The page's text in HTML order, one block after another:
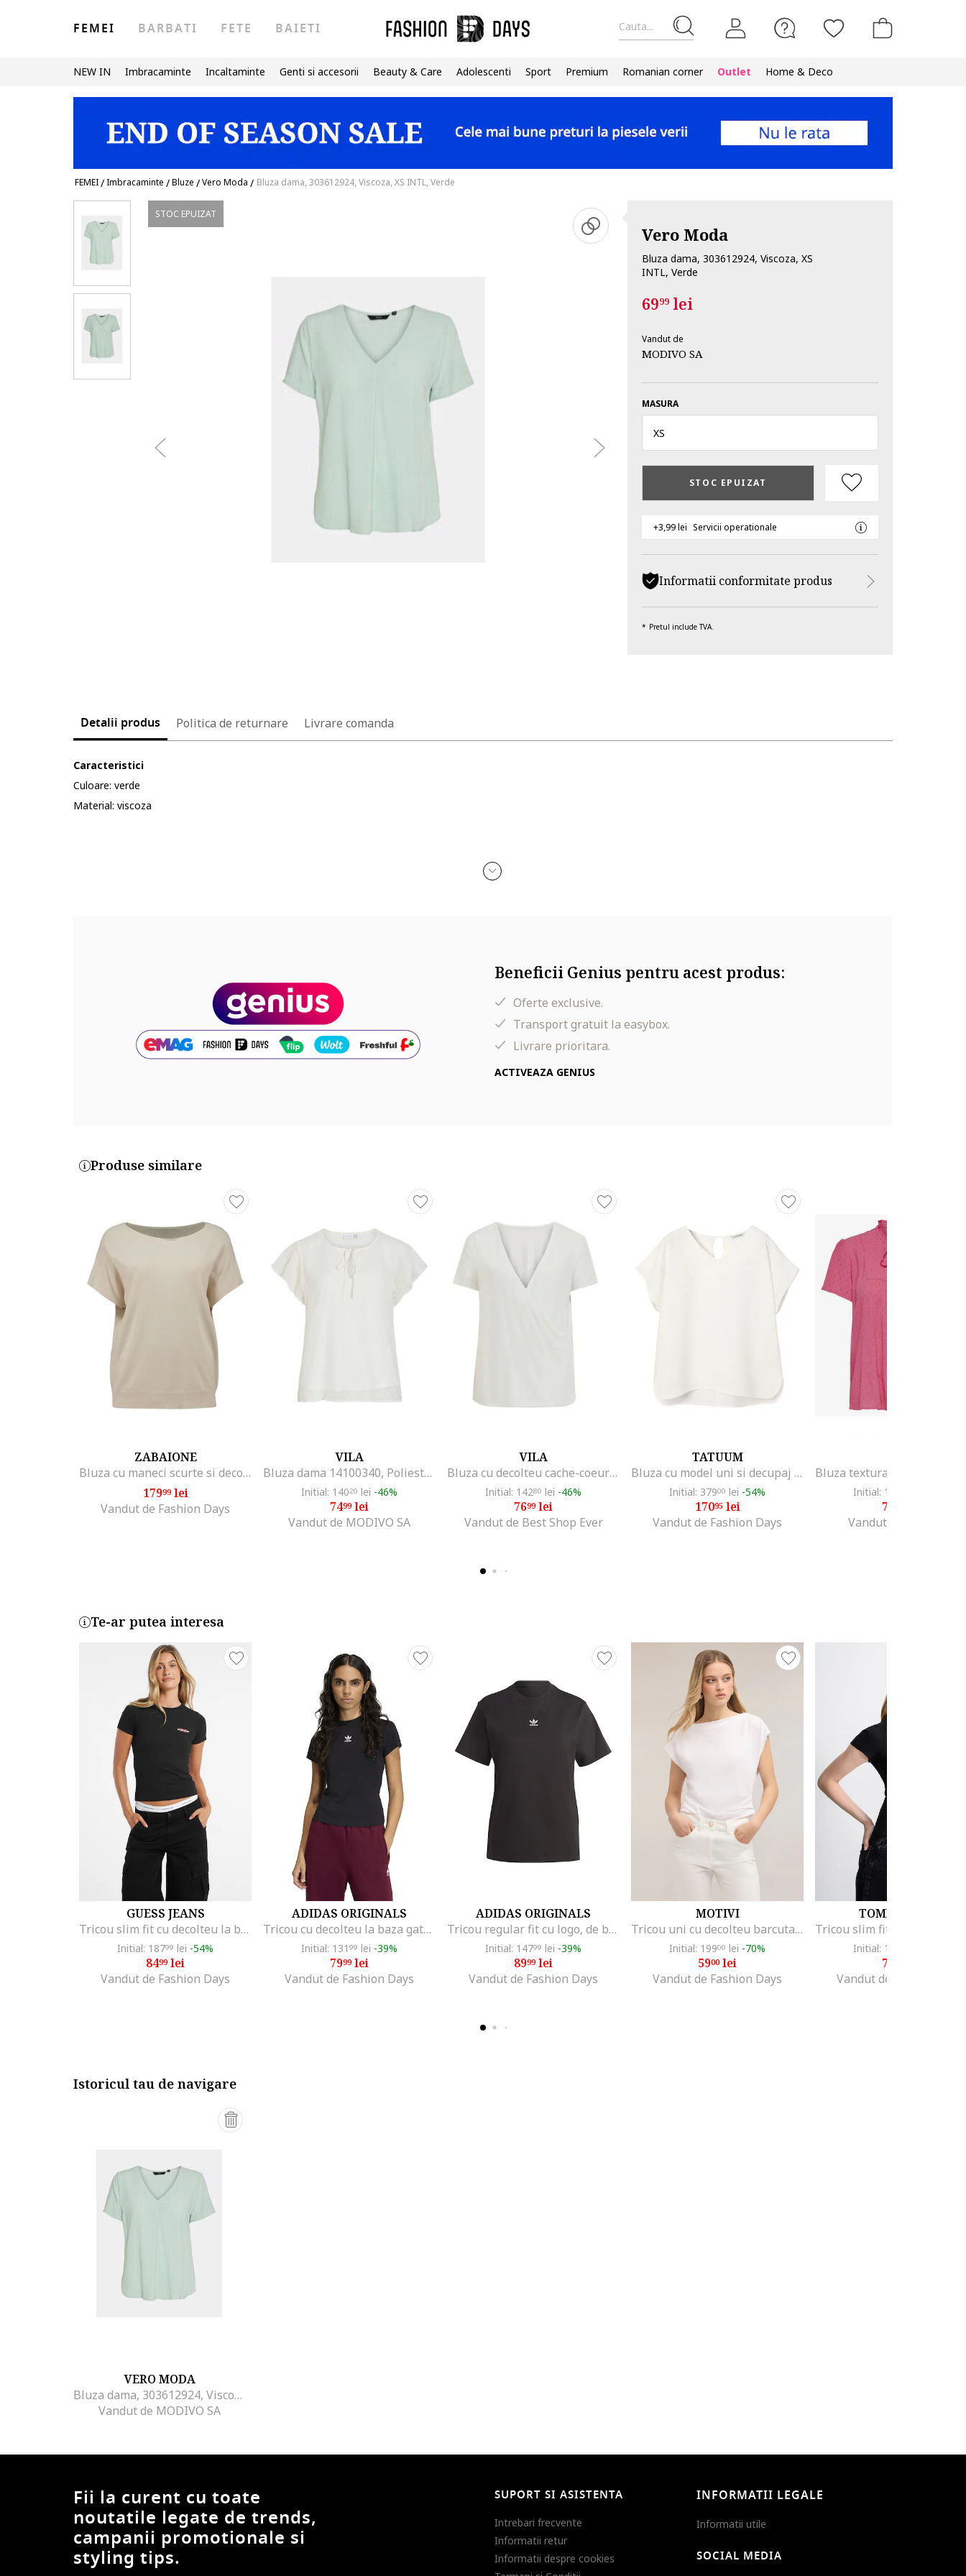
Cauta...
FEMEI BARBATI FETE BAIETI
NEW IN Imbracaminte Incaltaminte Genti si accesorii Beauty & Care Adolescenti Sport Premium Romanian corner Outlet Home & Deco
FEMEI/Imbracaminte /Bluze /Vero Moda / Bluza dama, 303612924, Viscoza, XS INTL, Verde
STOC EPUIZAT
Vero Moda
Bluza dama, 303612924, Viscoza, XS
INTL, Verde
6999lei
Vandut de
MODIVO SA
MASURA
XS
STOC EPUIZAT
+3,99 lei Servicii operationale
Informatii conformitate produs
Pretul include TVA.
Detalii produs Politica de returnare Livrare comanda
Caracteristici
Culoare: verde
Material: viscoza
Beneficii Genius pentru acest produs:
Oferte exclusive.
Transport gratuit la easybox.
Livrare prioritara.
ACTIVEAZA GENIUS
Produse similare
ZABAIONE
Bluza cu maneci scurte si decolteu rotund, Bej deschis
17999lei
Vandut de Fashion Days
VILA
Bluza dama 14100340, Poliester reciclat/Poliester, Alb, Alb
Initial: 14020 lei -46%
7499lei
Vandut de MODIVO SA
VILA
Bluza cu decolteu cache-coeur Modelina,
Initial: 14280 lei -46%
7699lei
Vandut de Best Shop Ever
TATUUM
Bluza cu model uni si decupaj pe partea din spate, Alb murdar
Initial: 37900 lei -54%
17095lei
Vandut de Fashion Days
Initial: 128
77
Vandut de PB Retail
Te-ar putea interesa
GUESS JEANS
Tricou slim fit cu decolteu la baza gatului, Alb/Negru/Rosu stins
Initial: 18799 lei -54%
8499lei
Vandut de Fashion Days
ADIDAS ORIGINALS
Tricou cu decolteu la baza gatului Essentials, Negru
Initial: 131 99 lei -39%
7999lei
Vandut de Fashion Days
ADIDAS ORIGINALS
Tricou regular fit cu logo, de bumbac, Negru
Initial: 14799 lei -39%
8999lei
Vandut de Fashion Days
MOTIVI
Tricou uni cu decolteu barcuta, Alb optic
Initial: 19900 lei -70%
5900lei
Vandut de Fashion Days
TOMMY JEANS
Initial: 168
78
Vandut de Fashion Days
Istoricul tau de navigare
VERO MODA
Bluza dama, 303612924, Viscoza, XS INTL, Verde
Vandut de MODIVO SA
Fii la curent cu toate
noutatile legate de trends,
campanii promotionale si
styling tips.
SUPORT SI ASISTENTA
Intrebari frecvente
Informatii retur
Informatii despre cookies
INFORMATII LEGALE
Informatii utile
SOCIAL MEDIA